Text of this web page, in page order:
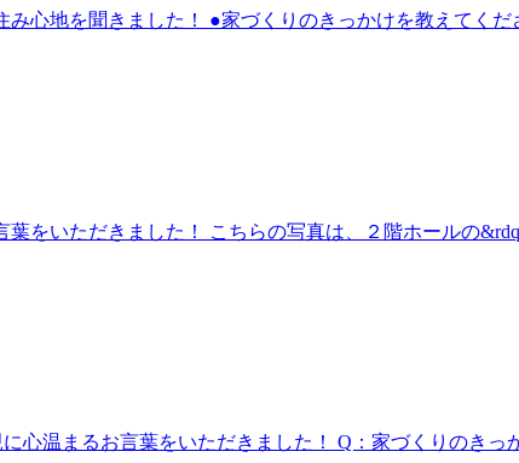
心地を聞きました！ ●家づくりのきっかけを教えてく
をいただきました！ こちらの写真は、２階ホールの
心温まるお言葉をいただきました！ Q：家づくりのきっ